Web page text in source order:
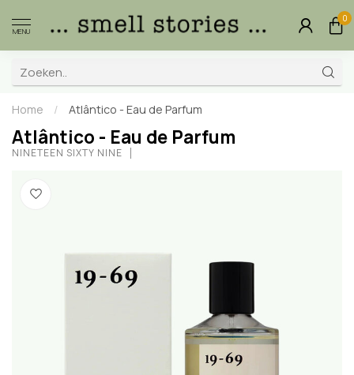
MENU
0
Home / Atlântico - Eau de Parfum
Atlântico - Eau de Parfum
NINETEEN SIXTY NINE